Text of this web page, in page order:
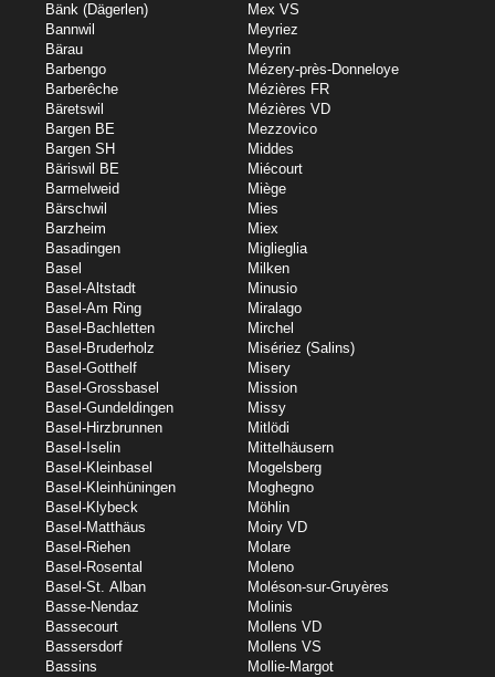
Bänk (Dägerlen)
Bannwil
Bärau
Barbengo
Barberêche
Bäretswil
Bargen BE
Bargen SH
Bäriswil BE
Barmelweid
Bärschwil
Barzheim
Basadingen
Basel
Basel-Altstadt
Basel-Am Ring
Basel-Bachletten
Basel-Bruderholz
Basel-Gotthelf
Basel-Grossbasel
Basel-Gundeldingen
Basel-Hirzbrunnen
Basel-Iselin
Basel-Kleinbasel
Basel-Kleinhüningen
Basel-Klybeck
Basel-Matthäus
Basel-Riehen
Basel-Rosental
Basel-St. Alban
Basse-Nendaz
Bassecourt
Bassersdorf
Bassins
Mex VS
Meyriez
Meyrin
Mézery-près-Donneloye
Mézières FR
Mézières VD
Mezzovico
Middes
Miécourt
Miège
Mies
Miex
Miglieglia
Milken
Minusio
Miralago
Mirchel
Misériez (Salins)
Misery
Mission
Missy
Mitlödi
Mittelhäusern
Mogelsberg
Moghegno
Möhlin
Moiry VD
Molare
Moleno
Moléson-sur-Gruyères
Molinis
Mollens VD
Mollens VS
Mollie-Margot